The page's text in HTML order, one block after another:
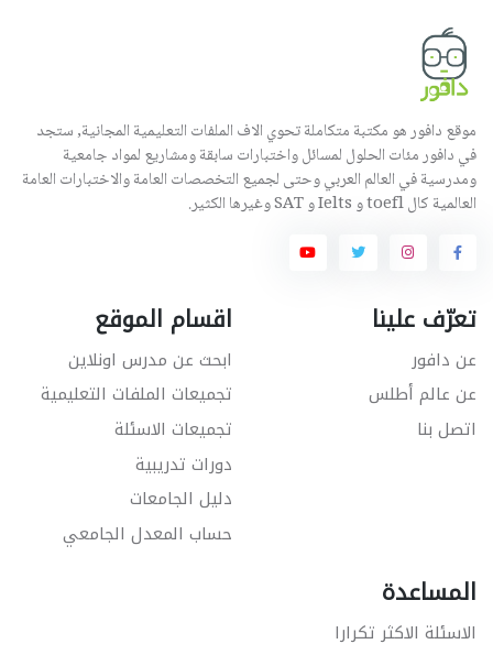
موقع دافور هو مكتبة متكاملة تحوي الاف الملفات التعليمية المجانية, ستجد
في دافور مئات الحلول لمسائل واختبارات سابقة ومشاريع لمواد جامعية
ومدرسية في العالم العربي وحتى لجميع التخصصات العامة والاختبارات العامة
العالمية كال toefl و Ielts و SAT وغيرها الكثير.
تعرّف علينا
عن دافور
عن عالم أطلس
اتصل بنا
اقسام الموقع
ابحث عن مدرس اونلاين
تجميعات الملفات التعليمية
تجميعات الاسئلة
دورات تدريبية
دليل الجامعات
حساب المعدل الجامعي
المساعدة
الاسئلة الاكثر تكرارا